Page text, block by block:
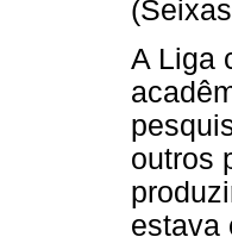
A Liga
outros
estava